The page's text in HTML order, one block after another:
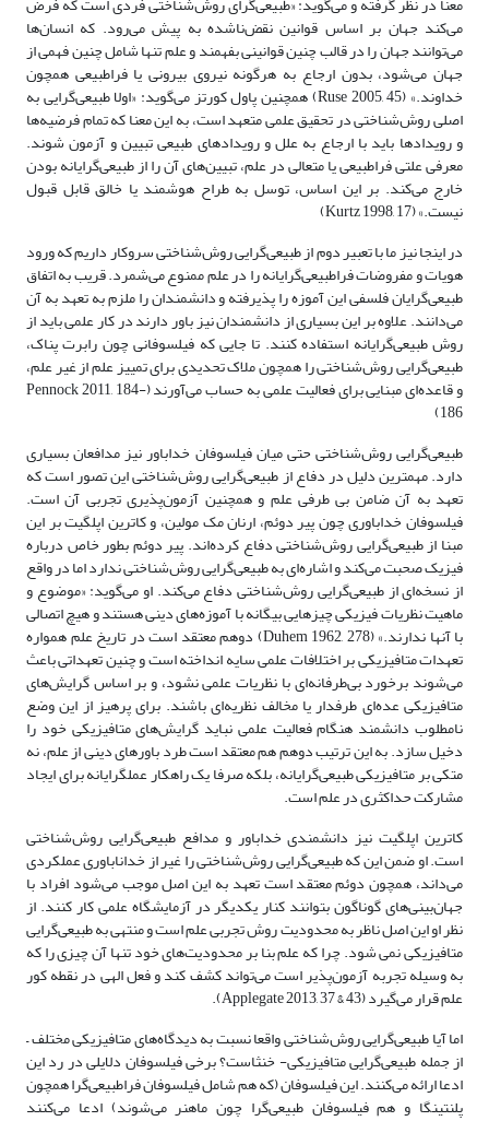
می‌کند جهان بر اساس قوانین نقض‌ناشده به پیش می‌رود. که انسان‌‌ها
می‌توانند جهان را در قالب چنین قوانینی بفهمند و علم تنها شامل چنین فهمی از
جهان می‌شود، بدون ارجاع به هرگونه نیروی بیرونی یا فراطبیعی همچون
خداوند.» (Ruse 2005, 45) همچنین پاول کورتز می‌گوید: «اولا ‌طبیعی‌گرایی به
اصلی روش‌شناختی در تحقیق علمی متعهد است، به این معنا که تمام فرضیه‌‌ها
و رویدادها باید با ارجاع به علل و رویدادهای طبیعی تبیین و آزمون شوند.
معرفی علتی فراطبیعی یا متعالی در علم، تبیین‌‌های آن را از ‌طبیعی‌گرایانه بودن
خارج می‌کند. بر این اساس، توسل به طراح هوشمند یا خالق قابل قبول
نیست.» (Kurtz 1998, 17)
در اینجا نیز ما با تعبیر دوم از ‌طبیعی‌گرایی روش‌شناختی سروکار داریم که ورود
هویات و مفروضات فرا‌طبیعی‌گرایانه را در علم ممنوع می‌شمرد. قریب به اتفاق
‌طبیعی‌گرایان فلسفی این آموزه را پذیرفته و دانشمندان را ملزم به تعهد به آن
می‌دانند. علاوه بر این بسیاری از دانشمندان نیز باور دارند در کار علمی باید از
روش ‌طبیعی‌گرایانه استفاده کنند. تا جایی که فیلسوفانی چون رابرت پناک،
‌طبیعی‌گرایی روش‌شناختی را همچون ملاک تحدیدی برای تمییز علم از غیر علم،
و قاعده‌‌‌ای مبنایی برای فعالیت علمی به حساب می‌آورند (Pennock 2011, 184-
186)
‌طبیعی‌گرایی روش‌شناختی حتی میان فیلسوفان خداباور نیز مدافعان بسیاری
دارد. مهمترین دلیل در دفاع از ‌طبیعی‌گرایی روش‌شناختی این تصور است که
تعهد به آن ضامن بی طرفی علم و همچنین آزمون‌پذیری تجربی آن است.
فیلسوفان خداباوری چون پیر دوئم، ارنان مک مولین، و کاترین اپلگیت بر این
مبنا از ‌طبیعی‌گرایی روش‌شناختی دفاع کرده‌‌‌اند. پیر دوئم بطور خاص درباره
فیزیک صحبت می‌کند و اشاره‌‌‌ای به ‌طبیعی‌گرایی روش‌شناختی ندارد اما در واقع
از نسخه‌‌‌ای از ‌طبیعی‌گرایی روش‌شناختی دفاع می‌کند. او می‌گوید: «موضوع و
ماهیت نظریات فیزیکی چیزهایی بیگانه با آموزه‌های دینی هستند و هیچ اتصالی
با آنها ندارند.» (Duhem 1962, 278) دوهم معتقد است در تاریخ علم همواره
تعهدات متافیزیکی بر اختلافات علمی سایه انداخته است و چنین تعهداتی باعث
می‌شوند برخورد بی‌طرفانه‌ای با نظریات علمی نشود، و بر اساس گرایش‌های
متافیزیکی عده‌ای طرفدار یا مخالف نظریه‌ای باشند. برای پرهیز از این وضع
نامطلوب دانشمند هنگام فعالیت علمی نباید گرایش‌های متافیزیکی خود را
دخیل سازد. به این ترتیب دوهم هم معتقد است طرد باورهای دینی از علم، نه
متکی بر متافیزیکی طبیعی‌گرایانه، بلکه صرفا یک راهکار عملگرایانه برای ایجاد
مشارکت حداکثری در علم است.
کاترین اپلگیت نیز دانشمندی خداباور و مدافع ‌طبیعی‌گرایی روش‌شناختی
است. او ضمن این که ‌طبیعی‌گرایی روش‌شناختی را غیر از خداناباوری عملکردی
می‌داند، همچون دوئم معتقد است تعهد به این اصل موجب می‌شود افراد با
‌‌جهان‌بینی‌‌های گوناگون بتوانند کنار یکدیگر در آزمایشگاه علمی کار کنند. از
نظر او این اصل ناظر به محدودیت روش تجربی علم است و منتهی به ‌طبیعی‌گرایی
متافیزیکی نمی شود. چرا که علم بنا بر محدودیت‌‌های خود تنها آن چیزی را که
به وسیله تجربه آزمون‌پذیر است می‌تواند کشف کند و فعل الهی در نقطه کور
علم قرار می‌گیرد (Applegate 2013, 37 & 43).
اما آیا ‌طبیعی‌گرایی روش‌شناختی واقعا نسبت به دیدگاه‌‌های متافیزیکی مختلف –
از جمله ‌طبیعی‌گرایی متافیزیکی- خنثاست؟ برخی فیلسوفان دلایلی در رد این
ادعا ارائه می‌کنند. این فیلسوفان (که هم شامل فیلسوفان فرا‌طبیعی‌گرا همچون
پلنتینگا و هم فیلسوفان ‌طبیعی‌گرا چون ماهنر می‌شوند) ادعا می‌کنند